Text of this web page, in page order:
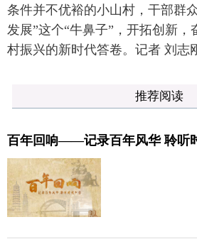
条件并不优裕的小山村，干部群
发展”这个“牛鼻子”，开拓创新，
村振兴的新时代答卷。记者 刘志
推荐阅读
百年回响——记录百年风华 聆听